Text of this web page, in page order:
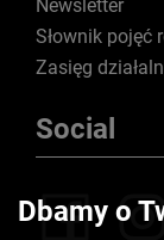
Newsletter
Słownik pojęć
Zasięg
Social
Dbamy o